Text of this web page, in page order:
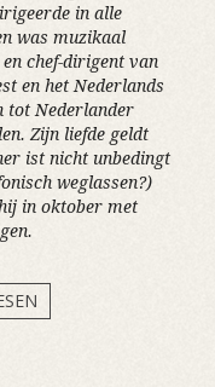
in alle
was muzikaal
chef-dirigent van
en het Nederlands
tot Nederlander
Zijn liefde geldt
ist nicht unbedingt
weglassen?)
in oktober met